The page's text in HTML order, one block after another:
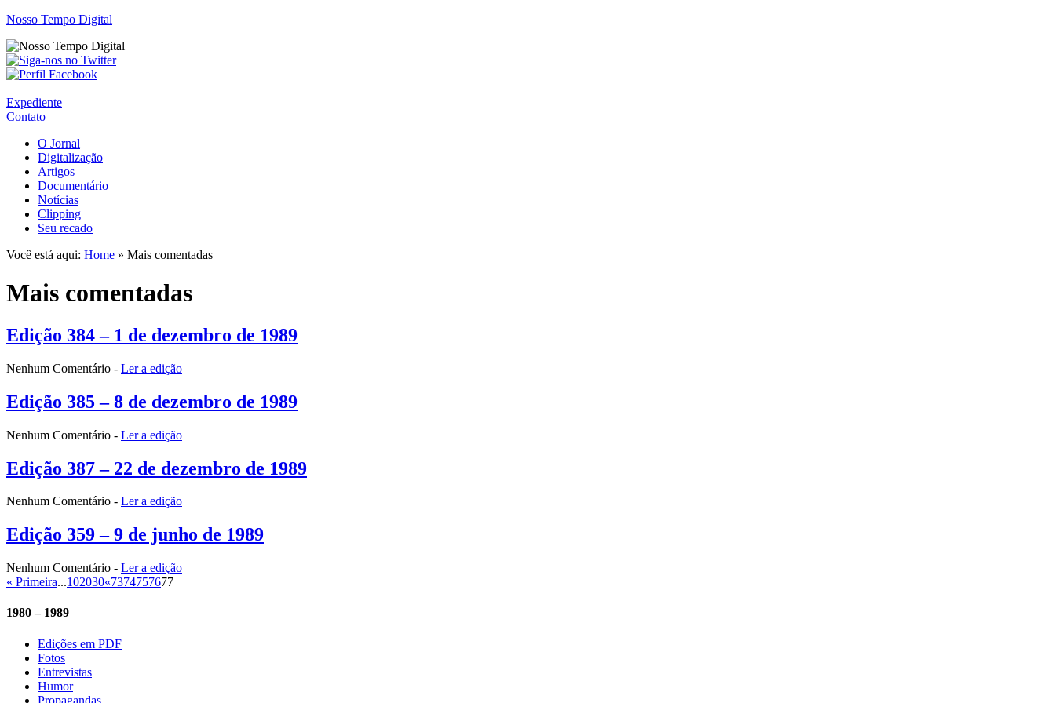
Nosso Tempo Digital
Expediente
Contato
O Jornal
Digitalização
Artigos
Documentário
Notícias
Clipping
Seu recado
Você está aqui: Home » Mais comentadas
Mais comentadas
Edição 384 – 1 de dezembro de 1989
Nenhum Comentário - Ler a edição
Edição 385 – 8 de dezembro de 1989
Nenhum Comentário - Ler a edição
Edição 387 – 22 de dezembro de 1989
Nenhum Comentário - Ler a edição
Edição 359 – 9 de junho de 1989
Nenhum Comentário - Ler a edição
« Primeira...102030«7374757677
1980 – 1989
Edições em PDF
Fotos
Entrevistas
Humor
Propagandas